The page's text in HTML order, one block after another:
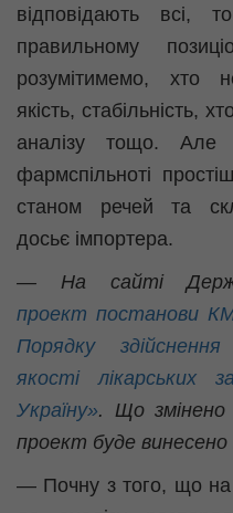
відповідають всі,
правильному
розумітимемо, хто
якість, стабільність,
аналізу тощо. Але
фармспільноті
станом речей та
досьє імпортера.
— На сайті
проект постанови
Порядку
якості лікарських
Україну». Що змінено
проект буде винесено
— Почну з того, що на